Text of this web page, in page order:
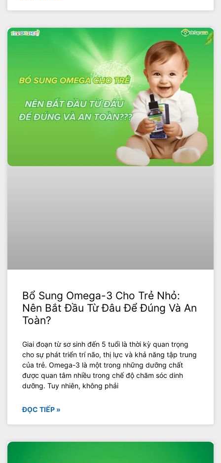
Bổ Sung Omega-3 Cho Trẻ Nhỏ:
Nên Bắt Đầu Từ Đâu Để Đúng Và An
Toàn?
Giai đoạn từ sơ sinh đến 5 tuổi là thời kỳ quan trọng
cho sự phát triển trí não, thị lực và khả năng tập trung
của trẻ. Omega-3 là một trong những dưỡng chất
được quan tâm nhiều trong chế độ chăm sóc dinh
dưỡng. Tuy nhiên, không phải
ĐỌC TIẾP »